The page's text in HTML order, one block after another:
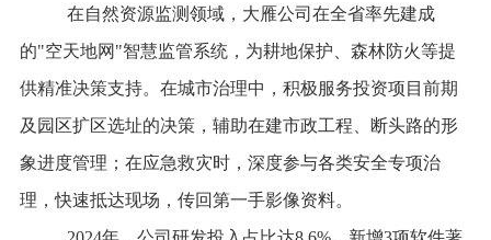
在自然资源监测领域， 大雁公司在全省率先建成
的"空天地网"智慧监管系统，为耕地保护、森林防火等提
供精准决策支持。在城市治理中， 积极服务投资项目前期
及园区扩区选址的决策，辅助在建市政工程、断头路的形
象进度管理 ；在应急救灾时， 深度参与各类安全专项治
理，快速抵达现场，传回第一手影像资料。